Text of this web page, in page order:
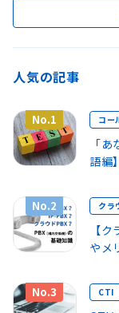
人気の記事
No.1 コー
「
語編】
No.2 クラ
【
やメ
No.3 CTI